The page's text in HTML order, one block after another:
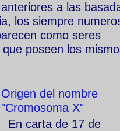
anteriores a las
los siempre
como seres
que poseen los
Origen del nombre
"Cromosoma X"
En carta de 17 de